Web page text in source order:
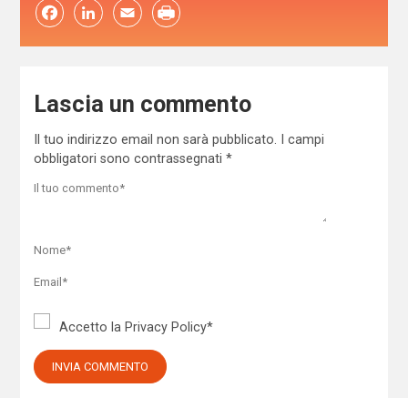
FacebookLinkedIn Email
Lascia un commento
Il tuo indirizzo email non sarà pubblicato. I campi
obbligatori sono contrassegnati *
Accetto la Privacy Policy*